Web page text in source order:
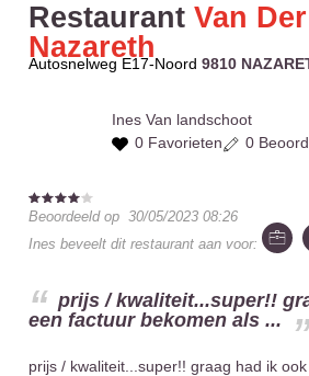
Restaurant Van
Nazareth
Autosnelweg E17-Noord9810
Ines Van landschoot
0 Favorieten
0
Beoordeeld op30/05/2023 08:26
Ines beveelt dit restaurant aan voor:
prijs / kwaliteit...super!!
een factuur bekomen als ...
prijs / kwaliteit...super!! graag had ik